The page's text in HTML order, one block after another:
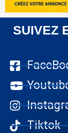
SUIVEZ
Tiktok